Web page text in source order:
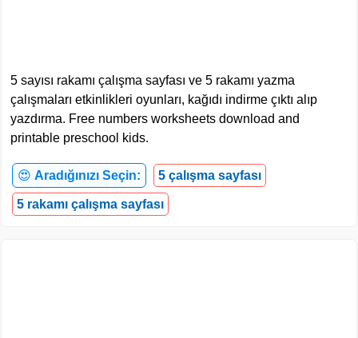
5 sayısı rakamı çalışma sayfası ve 5 rakamı yazma
çalışmaları etkinlikleri oyunları, kağıdı indirme çıktı alıp
yazdırma. Free numbers worksheets download and
printable preschool kids.
😍 Aradığınızı Seçin: 5 çalışma sayfası
5 rakamı çalışma sayfası